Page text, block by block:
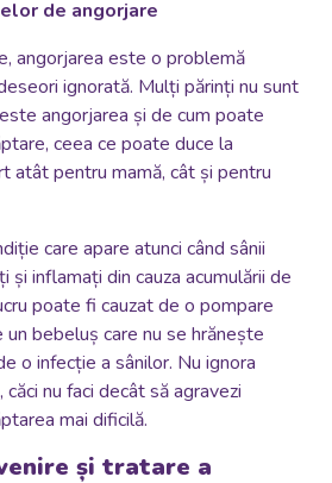
de angorjare
angorjarea este o problemă
ignorată. Mulți părinți nu sunt
angorjarea și de cum poate
ceea ce poate duce la
atât pentru mamă, cât și pentru
care apare atunci când sânii
și inflamați din cauza acumulării de
poate fi cauzat de o pompare
bebeluș care nu se hrănește
o infecție a sânilor. Nu ignora
nu faci decât să agravezi
mai dificilă.
și tratare a